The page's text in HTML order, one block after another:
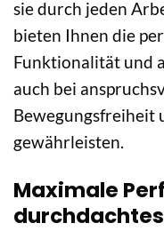
sie durch jeden
bieten Ihnen die
Funktionalität und
auch bei
Bewegungsfreiheit
gewährleisten.
Maximale